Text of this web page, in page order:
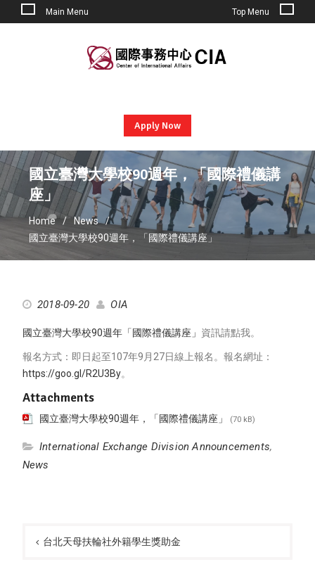
Main Menu Top Menu
Apply Now
國立臺灣大學校90週年，「國際禮儀講
座」
Home
News
國立臺灣大學校90週年，「國際禮儀講座」
2018-09-20 OIA
國立臺灣大學校90週年「國際禮儀講座」 資訊請點我。
報名方式：即日起至107年9月27日線上報名。報名網址：
https://goo.gl/R2U3By。
Attachments
國立臺灣大學校90週年，「國際禮儀講座」 (70 kB)
International Exchange Division Announcements,
News
navigation
台北天母扶輪社外籍學生獎助金